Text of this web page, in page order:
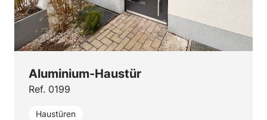
Aluminium-Haustür
Ref. 0199
Haustüren